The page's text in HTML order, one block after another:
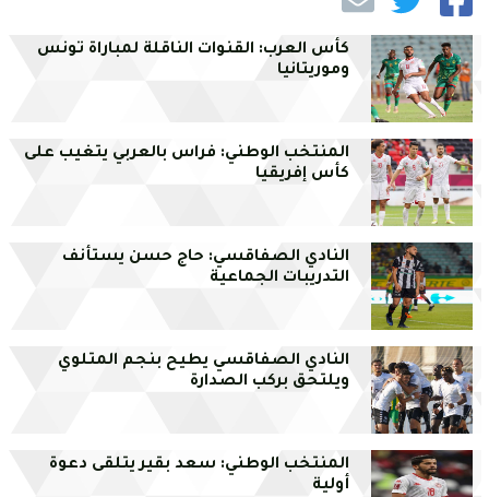
كأس العرب: القنوات الناقلة لمباراة تونس
وموريتانيا
المنتخب الوطني: فراس بالعربي يتغيب على
كأس إفريقيا
النادي الصفاقسي: حاج حسن يستأنف
التدريبات الجماعية
النادي الصفاقسي يطيح بنجم المتلوي
ويلتحق بركب الصدارة
المنتخب الوطني: سعد بقير يتلقى دعوة
أولية